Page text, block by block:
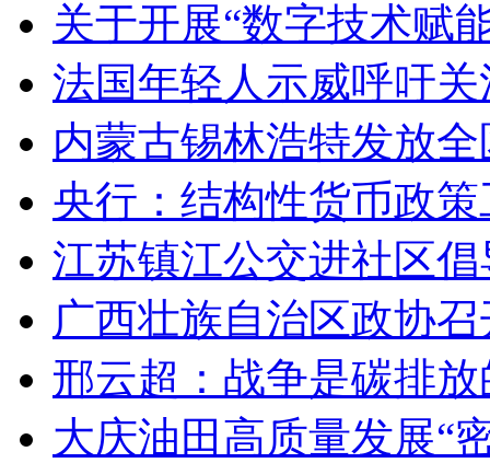
关于开展“数字技术赋
法国年轻人示威呼吁
内蒙古锡林浩特发放
央行：结构性货币政
江苏镇江公交进社区
广西壮族自治区政协
邢云超：战争是碳排
大庆油田高质量发展“